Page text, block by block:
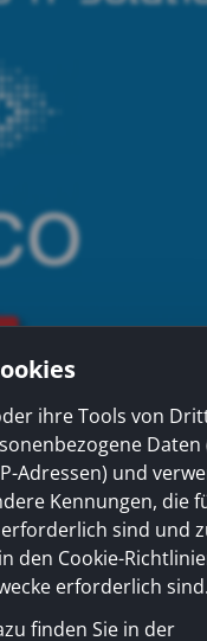
ihre Tools von
Daten
Adressen) und
Kennungen, die
sind und
den Cookie-
erforderlich sind.
finden Sie in der